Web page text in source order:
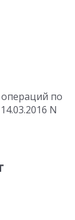
операций по
N